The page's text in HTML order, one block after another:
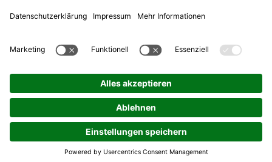
Lönsstraße 12
Kundenbüro
Mo - Fr: 10:00 - 13:30 Uhr und 14:00 - 18:00 Uhr
Besuchen Sie uns online